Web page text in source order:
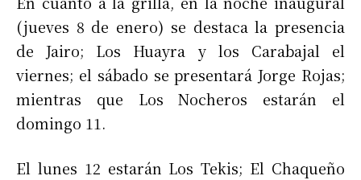
(jueves 8 de enero) se destaca la presencia
de Jairo; Los Huayra y los Carabajal el
viernes; el sábado se presentará Jorge Rojas;
mientras que Los Nocheros estarán el
domingo 11.
El lunes 12 estarán Los Tekis; El Chaqueño